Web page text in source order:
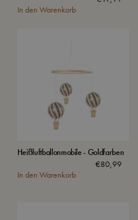
In den Warenkorb
Heißluftballonmobile - Goldfarben
€80,99
In den Warenkorb